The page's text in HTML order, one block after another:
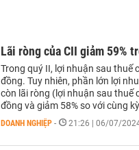
Lãi ròng của CII giảm 59%
Trong quý II, lợi nhuận sau thuế
đồng. Tuy nhiên, phần lớn lợi
còn lãi ròng (lợi nhuận sau thuế
đồng và giảm 58% so với cùng
DOANH NGHIỆP - 21:26 | 06/07/